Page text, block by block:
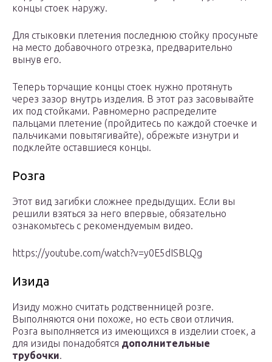
концы стоек наружу.
Для стыковки плетения последнюю стойку просуньте
на место добавочного отрезка, предварительно
вынув его.
Теперь торчащие концы стоек нужно протянуть
через зазор внутрь изделия. В этот раз засовывайте
их под стойками. Равномерно распределите
пальцами плетение (пройдитесь по каждой стоечке и
пальчиками повытягивайте), обрежьте изнутри и
подклейте оставшиеся концы.
Розга
Этот вид загибки сложнее предыдущих. Если вы
решили взяться за него впервые, обязательно
ознакомьтесь с рекомендуемым видео.
https://youtube.com/watch?v=y0E5dISBLQg
Изида
Изиду можно считать родственницей розге.
Выполняются они похоже, но есть свои отличия.
Розга выполняется из имеющихся в изделии стоек, а
для изиды понадобятся дополнительные
трубочки.